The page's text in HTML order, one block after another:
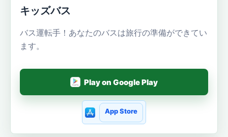
キッズバス
バス運転手！あなたのバスは旅行の準備ができてい
ます。
Play on Google Play
App Store